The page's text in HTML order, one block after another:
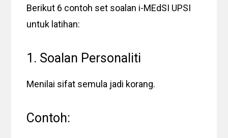
Berikut 6 contoh set soalan i-MEdSI UPSI
untuk latihan:
1. Soalan Personaliti
Menilai sifat semula jadi korang.
Contoh: